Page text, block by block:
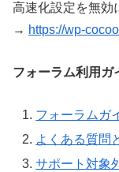
高速化設定を無効
→ https://wp-
フォーラム利用ガ
フォーラムガ
よくある質問
サポート対象